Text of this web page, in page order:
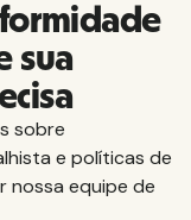
sua
sobre
e políticas de
nossa equipe de